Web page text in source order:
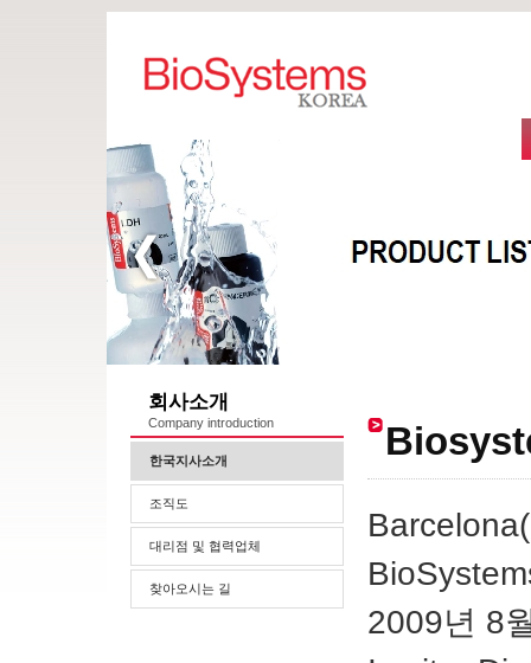
회사소개
Company introduction
한국지사소개
조직도
대리점 및 협력업체
찾아오시는 길
2009년 8